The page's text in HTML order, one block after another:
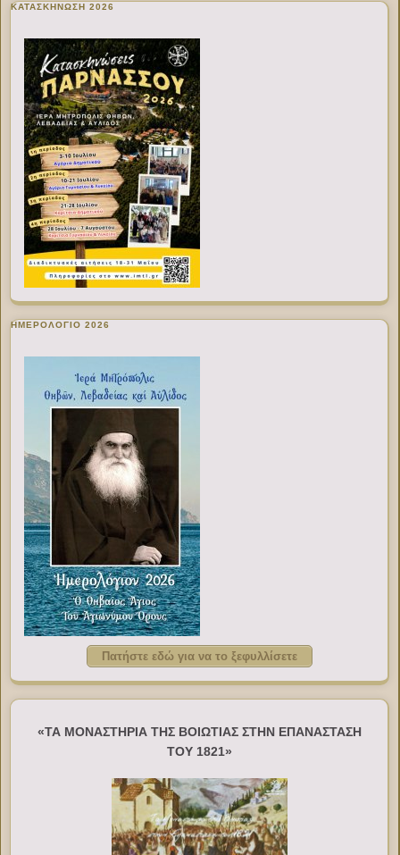
ΚΑΤΑΣΚΗΝΩΣΗ 2026
ΗΜΕΡΟΛΟΓΙΟ 2026
Πατήστε εδώ για να το ξεφυλλίσετε
«ΤΑ ΜΟΝΑΣΤΗΡΙΑ ΤΗΣ ΒΟΙΩΤΙΑΣ ΣΤΗΝ ΕΠΑΝΑΣΤΑΣΗ
ΤΟΥ 1821»